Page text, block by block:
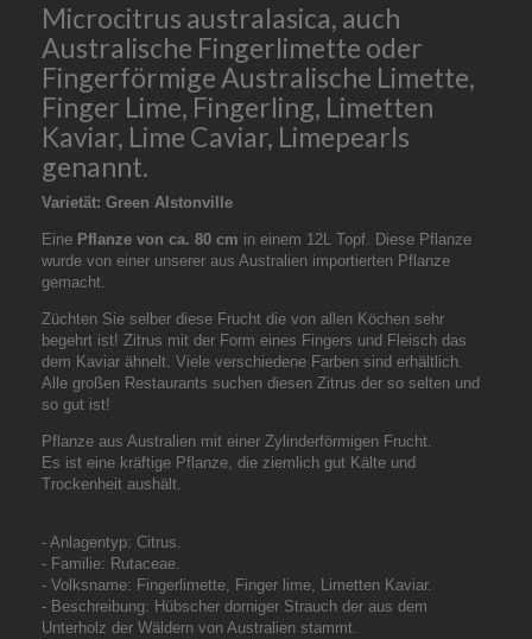
Microcitrus australasica, auch
Australische Fingerlimette oder
Fingerförmige Australische Limette,
Finger Lime, Fingerling, Limetten
Kaviar, Lime Caviar, Limepearls
genannt.
Varietät: Green Alstonville
Eine Pflanze von ca. 80 cm in einem 12L Topf. Diese Pflanze
wurde von einer unserer aus Australien importierten Pflanze
gemacht.
Züchten Sie selber diese Frucht die von allen Köchen sehr
begehrt ist! Zitrus mit der Form eines Fingers und Fleisch das
dem Kaviar ähnelt. Viele verschiedene Farben sind erhältlich.
Alle großen Restaurants suchen diesen Zitrus der so selten und
so gut ist!
Pflanze aus Australien mit einer Zylinderförmigen Frucht.
Es ist eine kräftige Pflanze, die ziemlich gut Kälte und
Trockenheit aushält.
- Anlagentyp: Citrus.
- Familie: Rutaceae.
- Volksname: Fingerlimette, Finger lime, Limetten Kaviar.
- Beschreibung: Hübscher dorniger Strauch der aus dem
Unterholz der Wäldern von Australien stammt.